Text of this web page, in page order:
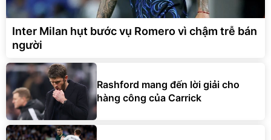
Inter Milan hụt bước vụ Romero vì chậm trễ bán
người
Rashford mang đến lời giải cho
hàng công của Carrick